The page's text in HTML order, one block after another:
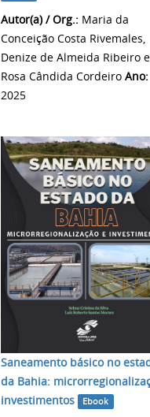
Autor(a) / Org.: Maria da
Conceição Costa Rivemales,
Denize de Almeida Ribeiro e
Rosa Cândida Cordeiro Ano:
2025
Saneamento básico no
da Bahia:
investimentos
Ebook